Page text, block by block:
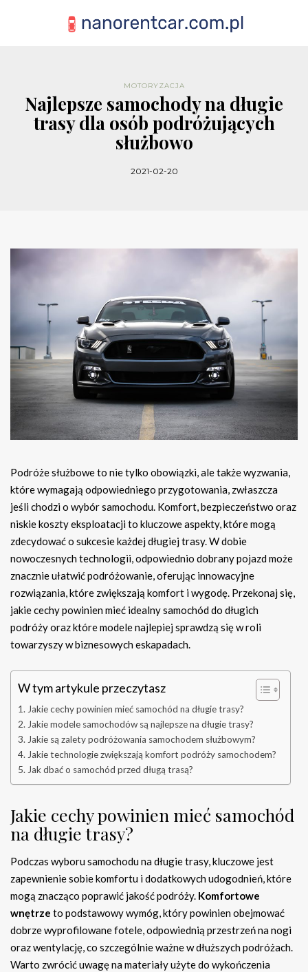
MOTORYZACJA
Najlepsze samochody na długie
trasy dla osób podróżujących
służbowo
2021-02-20
Podróże służbowe to nie tylko obowiązki, ale także wyzwania,
które wymagają odpowiedniego przygotowania, zwłaszcza
jeśli chodzi o wybór samochodu. Komfort, bezpieczeństwo oraz
niskie koszty eksploatacji to kluczowe aspekty, które mogą
zdecydować o sukcesie każdej długiej trasy. W dobie
nowoczesnych technologii, odpowiednio dobrany pojazd może
znacznie ułatwić podróżowanie, oferując innowacyjne
rozwiązania, które zwiększają komfort i wygodę. Przekonaj się,
jakie cechy powinien mieć idealny samochód do długich
podróży oraz które modele najlepiej sprawdzą się w roli
towarzyszy w biznesowych eskapadach.
W tym artykule przeczytasz
Jakie cechy powinien mieć samochód na długie trasy?
Jakie modele samochodów są najlepsze na długie trasy?
Jakie są zalety podróżowania samochodem służbowym?
Jakie technologie zwiększają komfort podróży samochodem?
Jak dbać o samochód przed długą trasą?
Jakie cechy powinien mieć samochód
na długie trasy?
Podczas wyboru samochodu na długie trasy, kluczowe jest
zapewnienie sobie komfortu i dodatkowych udogodnień, które
mogą znacząco poprawić jakość podróży. Komfortowe
wnętrze to podstawowy wymóg, który powinien obejmować
dobrze wyprofilowane fotele, odpowiednią przestrzeń na nogi
oraz wentylację, co szczególnie ważne w dłuższych podróżach.
Warto zwrócić uwagę na materiały użyte do wykończenia